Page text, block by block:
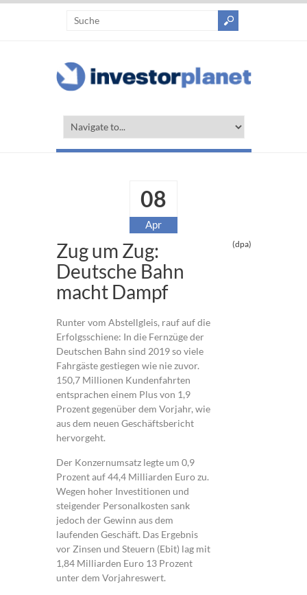
08
Apr
Zug um Zug:
Deutsche Bahn
macht Dampf
(dpa)
Runter vom Abstellgleis, rauf auf die
Erfolgsschiene: In die Fernzüge der
Deutschen Bahn sind 2019 so viele
Fahrgäste gestiegen wie nie zuvor.
150,7 Millionen Kundenfahrten
entsprachen einem Plus von 1,9
Prozent gegenüber dem Vorjahr, wie
aus dem neuen Geschäftsbericht
hervorgeht.
Der Konzernumsatz legte um 0,9
Prozent auf 44,4 Milliarden Euro zu.
Wegen hoher Investitionen und
steigender Personalkosten sank
jedoch der Gewinn aus dem
laufenden Geschäft. Das Ergebnis
vor Zinsen und Steuern (Ebit) lag mit
1,84 Milliarden Euro 13 Prozent
unter dem Vorjahreswert.